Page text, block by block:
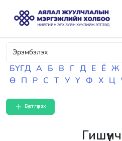
БҮГД А Б В Г Д Е Ё Ж
Ө П Р С Т У Ү Ф Х Ц
Бүртгүүлэх